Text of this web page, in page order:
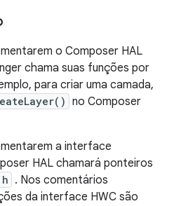
o Composer HAL
chama suas funções por
para criar uma camada,
no Composer
a interface
HAL chamará ponteiros
. Nos comentários
da interface HWC são